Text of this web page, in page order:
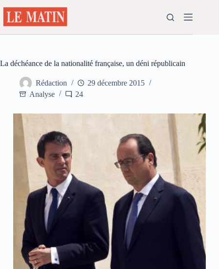
au
contenu
La déchéance de la nationalité française, un déni républicain
Rédaction
29 décembre 2015
Analyse
24